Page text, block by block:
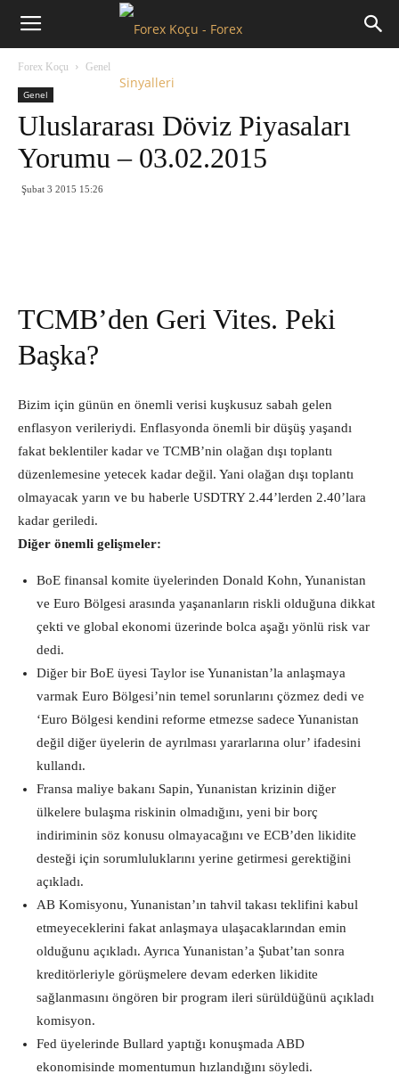
Forex
Forex Koçu Genel
Genel
Uluslararası Döviz Piyasaları
Yorumu – 03.02.2015
Şubat 3 2015 15:26
TCMB’den Geri Vites. Peki
Başka?
Bizim için günün en önemli verisi kuşkusuz sabah gelen
enflasyon verileriydi. Enflasyonda önemli bir düşüş yaşandı
fakat beklentiler kadar ve TCMB’nin olağan dışı toplantı
düzenlemesine yetecek kadar değil. Yani olağan dışı toplantı
olmayacak yarın ve bu haberle USDTRY 2.44’lerden 2.40’lara
kadar geriledi.
Diğer önemli gelişmeler:
BoE finansal komite üyelerinden Donald Kohn, Yunanistan
ve Euro Bölgesi arasında yaşananların riskli olduğuna dikkat
çekti ve global ekonomi üzerinde bolca aşağı yönlü risk var
dedi.
Diğer bir BoE üyesi Taylor ise Yunanistan’la anlaşmaya
varmak Euro Bölgesi’nin temel sorunlarını çözmez dedi ve
‘Euro Bölgesi kendini reforme etmezse sadece Yunanistan
değil diğer üyelerin de ayrılması yararlarına olur’ ifadesini
kullandı.
Fransa maliye bakanı Sapin, Yunanistan krizinin diğer
ülkelere bulaşma riskinin olmadığını, yeni bir borç
indiriminin söz konusu olmayacağını ve ECB’den likidite
desteği için sorumluluklarını yerine getirmesi gerektiğini
açıkladı.
AB Komisyonu, Yunanistan’ın tahvil takası teklifini kabul
etmeyeceklerini fakat anlaşmaya ulaşacaklarından emin
olduğunu açıkladı. Ayrıca Yunanistan’a Şubat’tan sonra
kreditörleriyle görüşmelere devam ederken likidite
sağlanmasını öngören bir program ileri sürüldüğünü açıkladı
komisyon.
Fed üyelerinde Bullard yaptığı konuşmada ABD
ekonomisinde momentumun hızlandığını söyledi.